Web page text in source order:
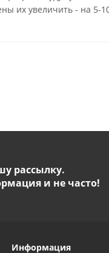
их увеличить - на
рассылку.
и не часто!
Информация